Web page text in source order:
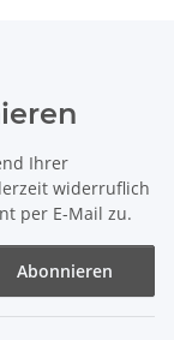
Ihrer
widerruflich
per E-Mail zu.
Abonnieren